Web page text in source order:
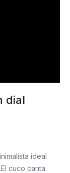
dial
ideal
cuco canta